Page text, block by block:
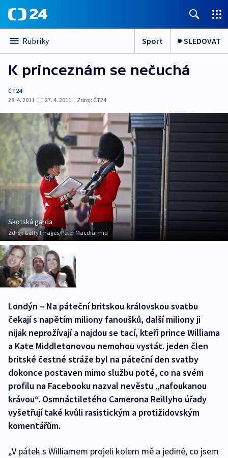
Rubriky Sport SLEDOVAT
K princeznám se nečuchá
ČT24
28. 4. 2011
27. 4. 2011 | Zdroj: ČT24
Skotská garda
Zdroj:Getty Images/Peter Macdiarmid
Londýn – Na páteční britskou královskou svatbu
čekají s napětím miliony fanoušků, další miliony ji
nijak neprožívají a najdou se tací, kteří prince Williama
a Kate Middletonovou nemohou vystát. jeden člen
britské čestné stráže byl na páteční den svatby
dokonce postaven mimo službu poté, co na svém
profilu na Facebooku nazval nevěstu „nafoukanou
krávou“. Osmnáctiletého Camerona Reillyho úřady
vyšetřují také kvůli rasistickým a protižidovským
komentářům.
„V pátek s Williamem projeli kolem mě a jediné, co jsem